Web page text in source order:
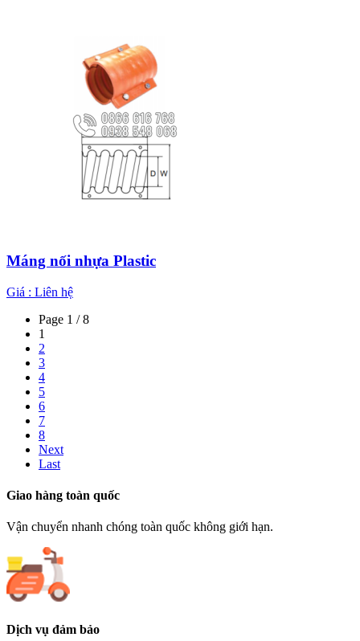
Máng nối nhựa Plastic
Giá : Liên hệ
Page 1 / 8
1
2
3
4
5
6
7
8
Next
Last
Giao hàng toàn quốc
Vận chuyển nhanh chóng toàn quốc không giới hạn.
Dịch vụ đảm bảo